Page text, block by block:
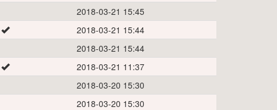
2018-03-21 15:45
2018-03-21 15:44
2018-03-21 15:44
2018-03-21 11:37
2018-03-20 15:30
2018-03-20 15:30